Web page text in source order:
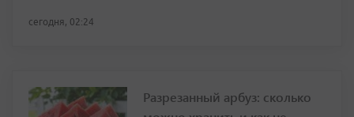
сегодня, 02:24
Разрезанный арбуз: сколько